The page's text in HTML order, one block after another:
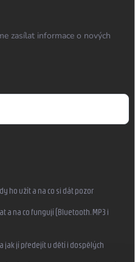
zasílat informace o nových
ho užít a na co si dát pozor
a na co fungují (Bluetooth, MP3 i
jak jí předejít u dětí i dospělých